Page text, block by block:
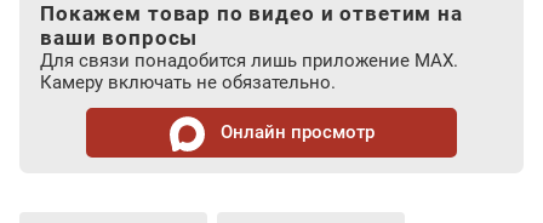
Покажем товар по видео и ответим на
ваши вопросы
Для связи понадобится лишь приложение MAX.
Камеру включать не обязательно.
Онлайн просмотр